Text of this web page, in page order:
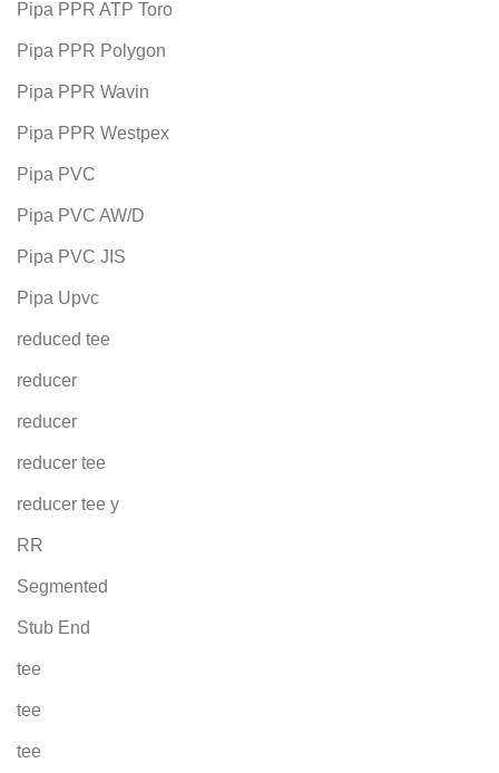
Pipa PPR ATP Toro
Pipa PPR Polygon
Pipa PPR Wavin
Pipa PPR Westpex
Pipa PVC
Pipa PVC AW/D
Pipa PVC JIS
Pipa Upvc
reduced tee
reducer
reducer
reducer tee
reducer tee y
RR
Segmented
Stub End
tee
tee
tee